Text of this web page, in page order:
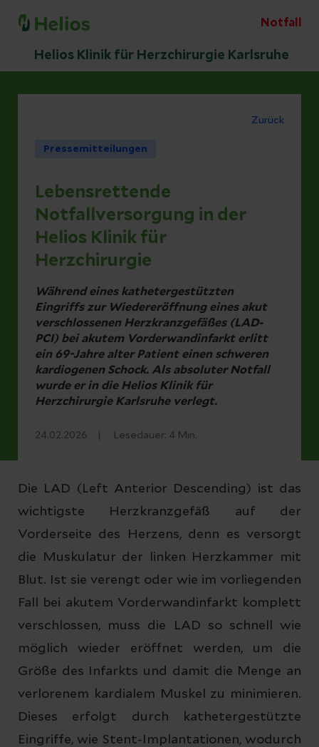
Notfall
Helios Klinik für Herzchirurgie Karlsruhe
Zurück
Pressemitteilungen
Lebensrettende
Notfallversorgung in der
Helios Klinik für
Herzchirurgie
Während eines kathetergestützten
Eingriffs zur Wiedereröffnung eines akut
verschlossenen Herzkranzgefäßes (LAD-
PCI) bei akutem Vorderwandinfarkt erlitt
ein 69-Jahre alter Patient einen schweren
kardiogenen Schock. Als absoluter Notfall
wurde er in die Helios Klinik für
Herzchirurgie Karlsruhe verlegt.
24.02.2026 Lesedauer: 4 Min.
Die LAD (Left Anterior Descending) ist das
wichtigste Herzkranzgefäß auf der
Vorderseite des Herzens, denn es versorgt
die Muskulatur der linken Herzkammer mit
Blut. Ist sie verengt oder wie im vorliegenden
Fall bei akutem Vorderwandinfarkt komplett
verschlossen, muss die LAD so schnell wie
möglich wieder eröffnet werden, um die
Größe des Infarkts und damit die Menge an
verlorenem kardialem Muskel zu minimieren.
Dieses erfolgt durch kathetergestützte
Eingriffe, wie Stent-Implantationen, wodurch